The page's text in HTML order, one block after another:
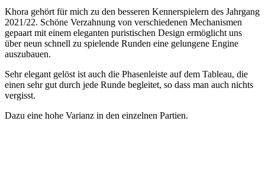
Khora gehört für mich zu den besseren Kennerspielern des Jahrgang
2021/22. Schöne Verzahnung von verschiedenen Mechanismen
gepaart mit einem eleganten puristischen Design ermöglicht uns
über neun schnell zu spielende Runden eine gelungene Engine
auszubauen.
Sehr elegant gelöst ist auch die Phasenleiste auf dem Tableau, die
einen sehr gut durch jede Runde begleitet, so dass man auch nichts
vergisst.
Dazu eine hohe Varianz in den einzelnen Partien.